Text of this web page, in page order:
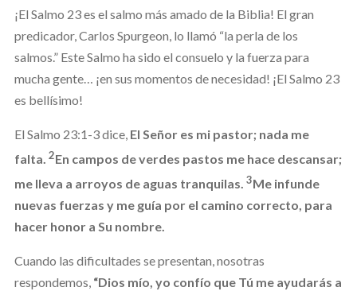
¡El Salmo 23 es el salmo más amado de la Biblia! El gran
predicador, Carlos Spurgeon, lo llamó “la perla de los
salmos.” Este Salmo ha sido el consuelo y la fuerza para
mucha gente… ¡en sus momentos de necesidad! ¡El Salmo 23
es bellísimo!
El Salmo 23:1-3 dice, El Señor es mi pastor; nada me
falta. 2En campos de verdes pastos me hace descansar;
me lleva a arroyos de aguas tranquilas. 3Me infunde
nuevas fuerzas y me guía por el camino correcto, para
hacer honor a Su nombre.
Cuando las dificultades se presentan, nosotras
respondemos, “Dios mío, yo confío que Tú me ayudarás a